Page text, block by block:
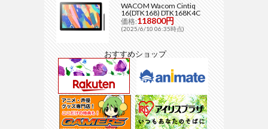
WACOM Wacom Cintiq
16(DTK168) DTK168K4C
価格:118800円
(2025/6/10 06:35時点)
おすすめショップ